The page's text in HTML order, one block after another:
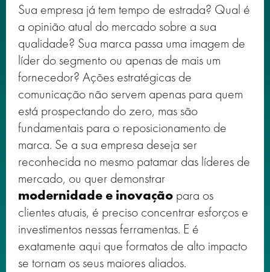
Sua empresa já tem tempo de estrada? Qual é
a opinião atual do mercado sobre a sua
qualidade? Sua marca passa uma imagem de
líder do segmento ou apenas de mais um
fornecedor? Ações estratégicas de
comunicação não servem apenas para quem
está prospectando do zero, mas são
fundamentais para o reposicionamento de
marca. Se a sua empresa deseja ser
reconhecida no mesmo patamar das líderes de
mercado, ou quer demonstrar
modernidade e inovação para os
clientes atuais, é preciso concentrar esforços e
investimentos nessas ferramentas. E é
exatamente aqui que formatos de alto impacto
se tornam os seus maiores aliados.